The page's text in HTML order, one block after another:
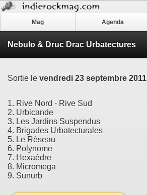
Mag Agenda
Nebulo & Druc Drac Urbatectures
Sortie le vendredi 23 septembre 2011
1. Rive Nord - Rive Sud
2. Urbicande
3. Les Jardins Suspendus
4. Brigades Urbatecturales
5. Le Réseau
6. Polynome
7. Hexaèdre
8. Micromega
9. Sunurb